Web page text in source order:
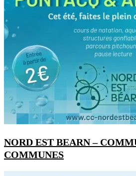
NORD EST BEARN –
COMMUNES